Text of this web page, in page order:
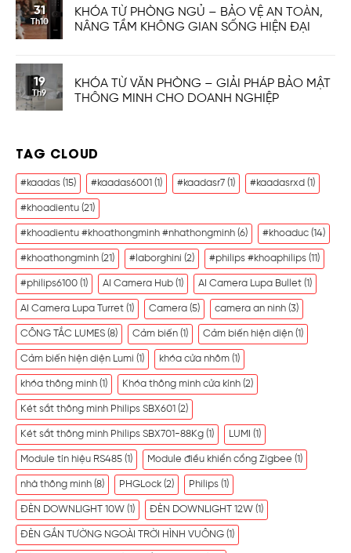
31
Th10
KHÓA TỪ PHÒNG NGỦ – BẢO VỆ AN TOÀN,
NÂNG TẦM KHÔNG GIAN SỐNG HIỆN ĐẠI
19
Th9
KHÓA TỪ VĂN PHÒNG – GIẢI PHÁP BẢO MẬT
THÔNG MINH CHO DOANH NGHIỆP
TAG CLOUD
#kaadas (15) #kaadas6001 (1) #kaadasr7 (1) #kaadasrxd (1)
#khoadientu (21)
#khoadientu #khoathongminh #nhathongminh (6) #khoaduc (14)
#khoathongminh (21) #laborghini (2) #philips #khoaphilips (11)
#philips6100 (1) AI Camera Hub (1) AI Camera Lupa Bullet (1)
AI Camera Lupa Turret (1) Camera (5) camera an ninh (3)
CÔNG TẮC LUMES (8) Cảm biến (1) Cảm biến hiện diện (1)
Cảm biến hiện diện Lumi (1) khóa cửa nhôm (1)
khóa thông minh (1) Khóa thông minh cửa kính (2)
Két sắt thông minh Philips SBX601 (2)
Két sắt thông minh Philips SBX701-88Kg (1) LUMI (1)
Module tín hiệu RS485 (1) Module điều khiển cổng Zigbee (1)
nhà thông minh (8) PHGLock (2) Philips (1)
ĐÈN DOWNLIGHT 10W (1) ĐÈN DOWNLIGHT 12W (1)
ĐÈN GẮN TƯỜNG NGOÀI TRỜI HÌNH VUÔNG (1)